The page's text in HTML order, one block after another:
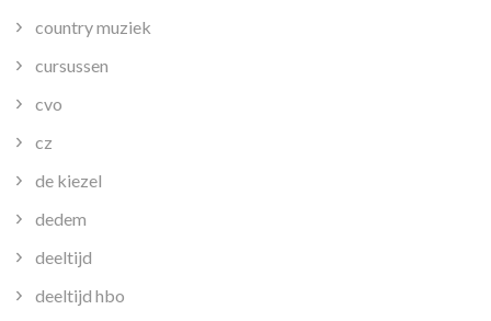
country muziek
cursussen
cvo
cz
de kiezel
dedem
deeltijd
deeltijd hbo